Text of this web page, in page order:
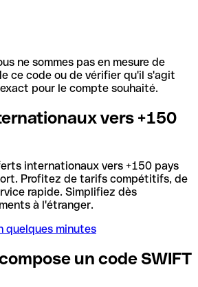
ne sommes pas en mesure de
ce code ou de vérifier qu'il s'agit
pour le compte souhaité.
vers +150
internationaux vers +150 pays
Profitez de tarifs compétitifs, de
rapide. Simplifiez dès
à l'étranger.
quelques minutes
un code SWIFT